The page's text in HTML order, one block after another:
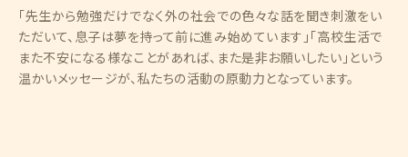
「先生から勉強だけでなく外の社会での色々な話を聞き刺激をい
ただいて、息子は夢を持って前に進み始めています」「高校生活で
また不安になる様なことがあれば、また是非お願いしたい」という
温かいメッセージが、私たちの活動の原動力となっています。